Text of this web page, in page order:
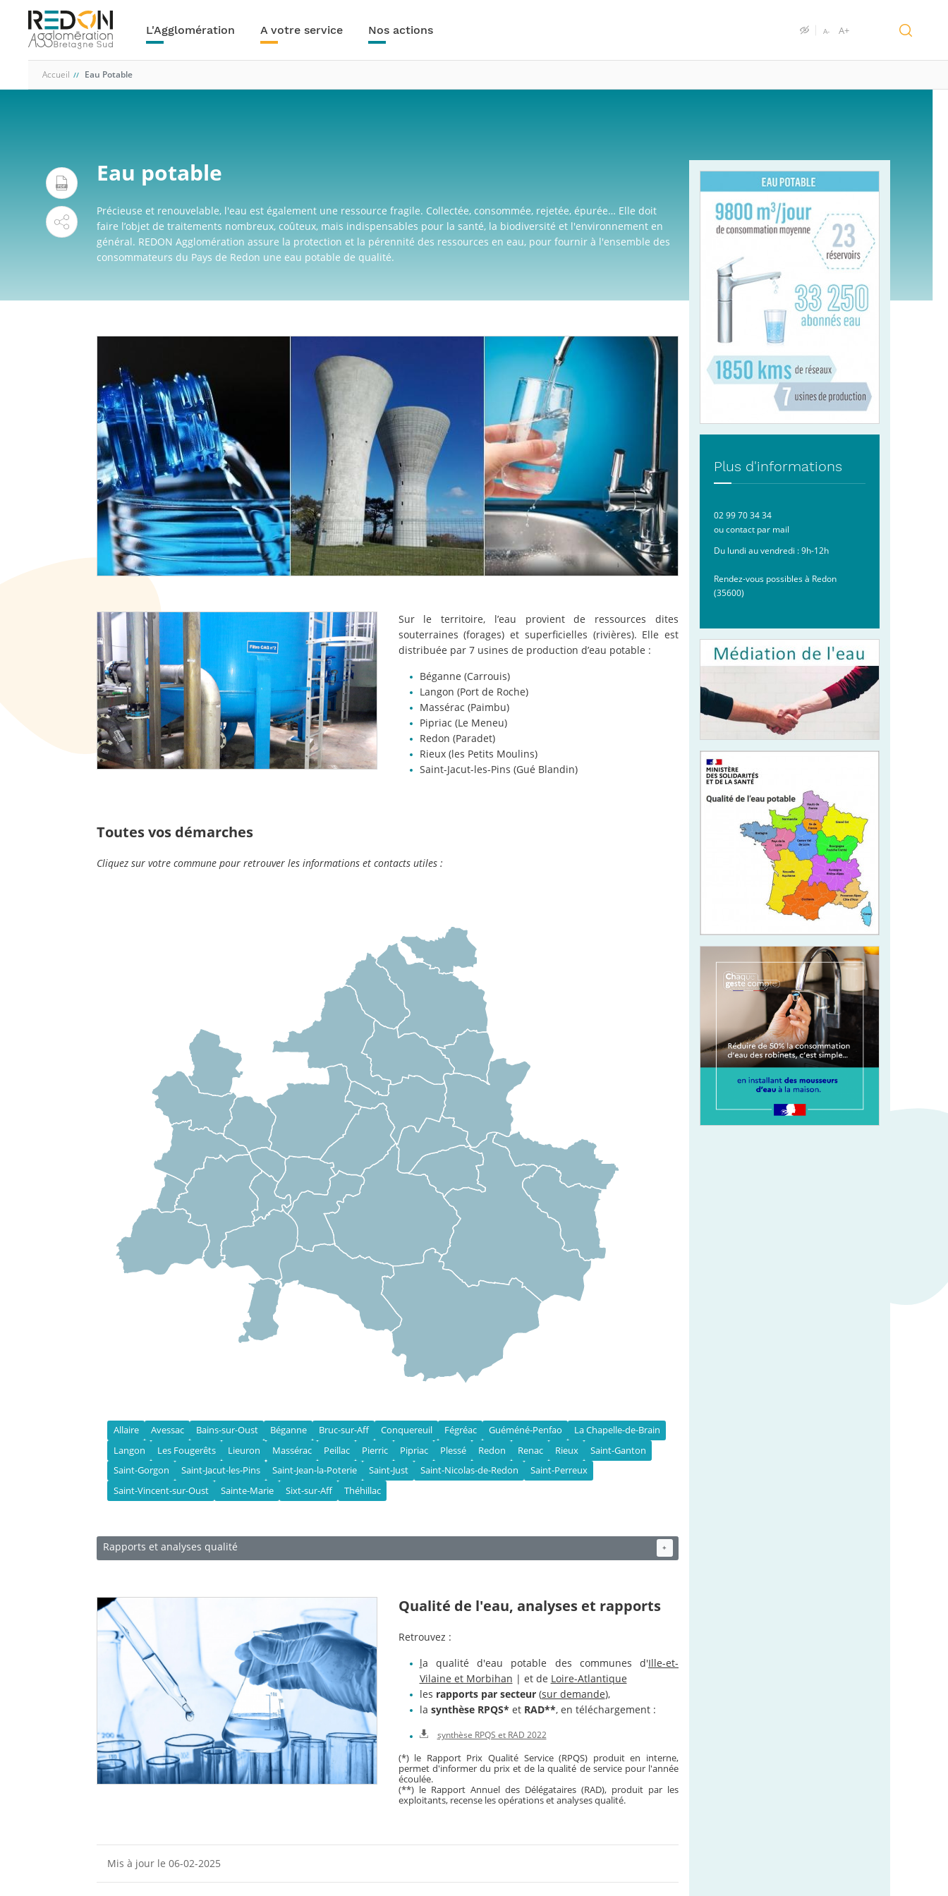
contenu
principale
L'Agglomération A votre service Nos actions A- A+
Accueil Eau Potable
Eau potable
Précieuse et renouvelable, l'eau est également une ressource fragile. Collectée, consommée, rejetée, épurée… Elle doit
faire l’objet de traitements nombreux, coûteux, mais indispensables pour la santé, la biodiversité et l'environnement en
général. REDON Agglomération assure la protection et la pérennité des ressources en eau, pour fournir à l'ensemble des
consommateurs du Pays de Redon une eau potable de qualité.
Sur le territoire, l’eau provient de ressources dites
souterraines (forages) et superficielles (rivières). Elle est
distribuée par 7 usines de production d’eau potable :
Béganne (Carrouis)
Langon (Port de Roche)
Massérac (Paimbu)
Pipriac (Le Meneu)
Redon (Paradet)
Rieux (les Petits Moulins)
Saint-Jacut-les-Pins (Gué Blandin)
Toutes vos démarches
Cliquez sur votre commune pour retrouver les informations et contacts utiles :
Allaire Avessac Bains-sur-Oust Béganne Bruc-sur-Aff Conquereuil Fégréac Guéméné-Penfao
La Chapelle-de-Brain
Langon
Les Fougerêts Lieuron Massérac Peillac Pierric Pipriac Plessé Redon Renac Rieux
Saint-Ganton
Saint-Gorgon
Saint-Jacut-les-Pins Saint-Jean-la-Poterie Saint-Just Saint-Nicolas-de-Redon
Saint-Perreux
Saint-Vincent-sur-Oust
Sainte-Marie Sixt-sur-Aff Théhillac
Rapports et analyses qualité +
Qualité de l'eau, analyses et rapports
Retrouvez :
la qualité d'eau potable des communes d'Ille-et-
Vilaine et Morbihan | et de Loire-Atlantique
les rapports par secteur(sur demande),
la synthèse RPQS* et RAD**, en téléchargement :
synthèse RPQS et RAD 2022
(*) le Rapport Prix Qualité Service (RPQS) produit en interne,
permet d'informer du prix et de la qualité de service pour l'année
écoulée.
(**) le Rapport Annuel des Délégataires (RAD), produit par les
exploitants, recense les opérations et analyses qualité.
Mis à jour le 06-02-2025
Plus d'informations
02 99 70 34 34
ou contact par mail
Du lundi au vendredi : 9h-12h
Rendez-vous possibles à Redon
(35600)